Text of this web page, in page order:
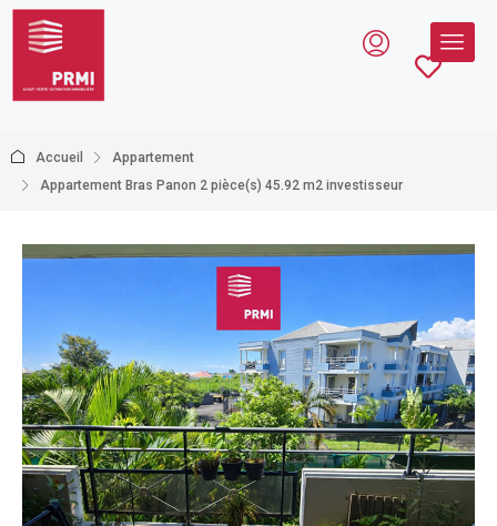
Accueil
Appartement
Appartement Bras Panon 2 pièce(s) 45.92 m2 investisseur